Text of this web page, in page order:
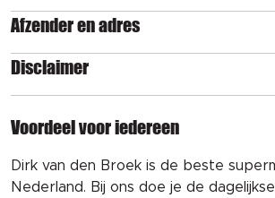
Afzender en adres
Disclaimer
Voordeel voor iedereen
Dirk van den Broek is de beste
Nederland. Bij ons doe je de